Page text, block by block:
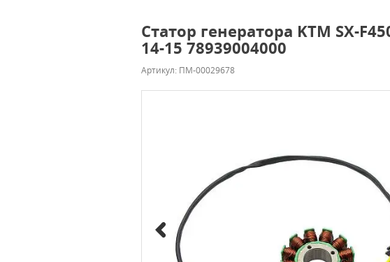
Статор генератора KTM SX-
14-15 78939004000
Артикул: ПМ-00029678